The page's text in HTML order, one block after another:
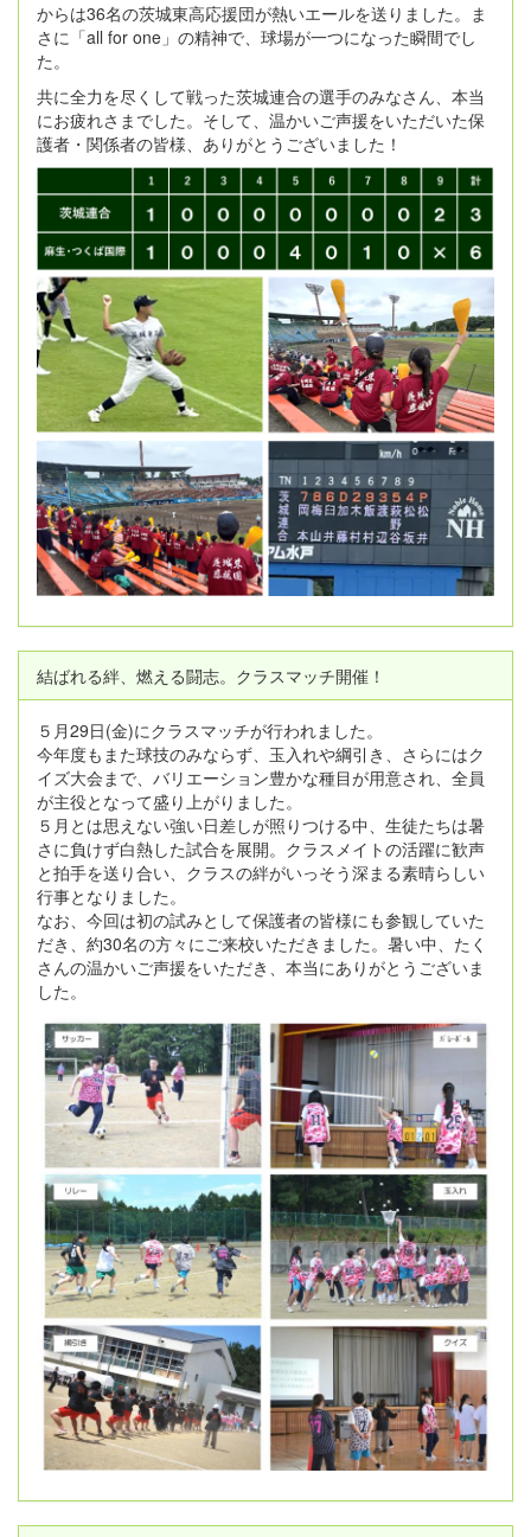
からは36名の茨城東高応援団が熱いエールを送りました。ま
さに「all for one」の精神で、球場が一つになった瞬間でし
た。
共に全力を尽くして戦った茨城連合の選手のみなさん、本当
にお疲れさまでした。そして、温かいご声援をいただいた保
護者・関係者の皆様、ありがとうございました！
結ばれる絆、燃える闘志。クラスマッチ開催！
５月29日(金)にクラスマッチが行われました。
今年度もまた球技のみならず、玉入れや綱引き、さらにはク
イズ大会まで、バリエーション豊かな種目が用意され、全員
が主役となって盛り上がりました。
５月とは思えない強い日差しが照りつける中、生徒たちは暑
さに負けず白熱した試合を展開。クラスメイトの活躍に歓声
と拍手を送り合い、クラスの絆がいっそう深まる素晴らしい
行事となりました。
なお、今回は初の試みとして保護者の皆様にも参観していた
だき、約30名の方々にご来校いただきました。暑い中、たく
さんの温かいご声援をいただき、本当にありがとうございま
した。